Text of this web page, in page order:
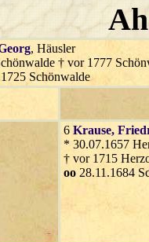
, Häusler
† vor 1777
Schönwalde
6 Krause,
* 30.07.1657
† vor 1715
oo 28.11.1684